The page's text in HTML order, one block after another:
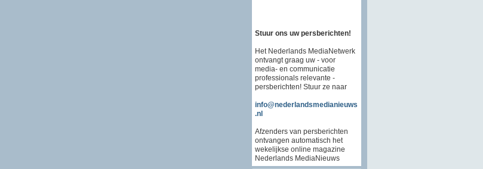
Stuur ons uw persberichten!
Het Nederlands MediaNetwerk
ontvangt graag uw - voor
media- en communicatie
professionals relevante -
persberichten! Stuur ze naar
info@nederlandsmedianieuws
.nl
Afzenders van persberichten
ontvangen automatisch het
wekelijkse online magazine
Nederlands MediaNieuws